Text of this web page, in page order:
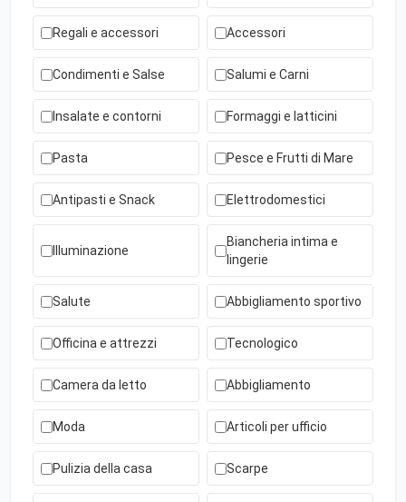
Regali e accessori Accessori
Condimenti e Salse Salumi e Carni
Insalate e contorni Formaggi e latticini
Pasta Pesce e Frutti di Mare
Antipasti e Snack Elettrodomestici
Illuminazione
Biancheria intima e
lingerie
Salute Abbigliamento sportivo
Officina e attrezzi Tecnologico
Camera da letto Abbigliamento
Moda Articoli per ufficio
Pulizia della casa Scarpe